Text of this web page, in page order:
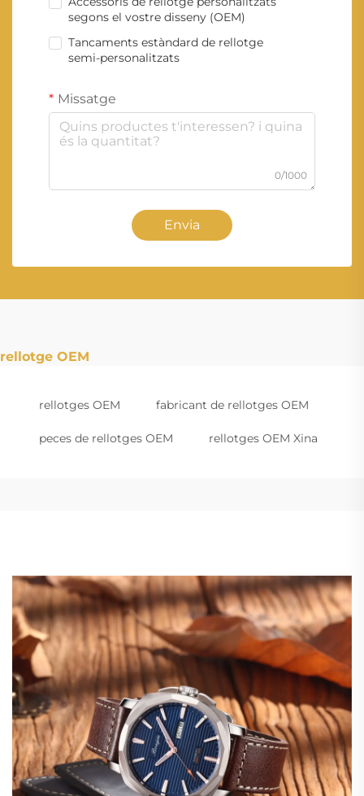
segons el vostre disseny (OEM)
Tancaments estàndard de rellotge
semi-personalitzats
Missatge
0/1000
Envia
rellotge OEM
rellotges OEM fabricant de rellotges OEM
peces de rellotges OEM rellotges OEM Xina